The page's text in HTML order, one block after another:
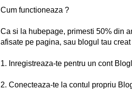
Cum functioneaza ?
Ca si la hubepage, primesti 50% din
afisate pe pagina, sau blogul tau
1. Inregistreaza-te pentru un cont
2. Conecteaza-te la contul propriu